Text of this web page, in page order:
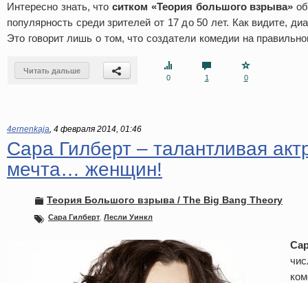
Интересно знать, чтоситком «Теория большого взрыва»
популярность среди зрителей от 17 до 50 лет. Как видите,
Это говорит лишь о том, что создатели комедии на
Читать дальше
0
1 0
4ernenkaja, 4 февраля 2014, 01:46
Сара Гилберт – талантливая
мечта… женщин!
Теория Большого взрыва / The Big Bang Theory
Сара Гилберт Лесли Уинкл